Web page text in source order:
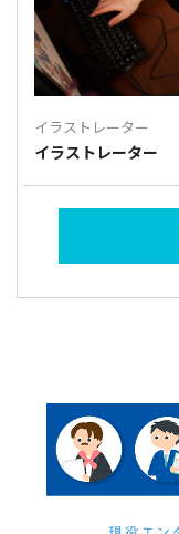
イラストレーター
イラストレーター